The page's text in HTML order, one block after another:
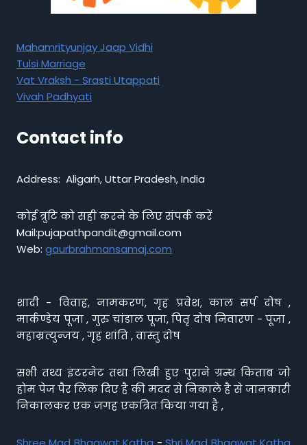
Mahamrityunjay Jaap Vidhi
Tulsi Marriage
Vat Vraksh - Srasti Utappati
Vivah Padhyati
Contact info
Address: Aligarh, Uttar Pradesh, India
कोई त्रुटि को सही करने के लिए संपर्क करें
Mail:pujapathpandit@gmail.com
Web: gaurbrahmansamaj.com
शादी - विवाह, नामकरण, गृह प्रवेश, काल सर्प दोष ,
मार्कण्डेय पूजा , गुरु चांडाल पूजा, पितृ दोष निवारण - पूजा ,
महाम्रत्युन्जय , गृह शांति , वास्तु दोष
सभी तथ्य इंटरनेट तथा लिखी हुए पुराने ग्रन्थ किताब जो
होम पेज पैर लिंक दिए है की मदद से निकाले है से जानकारी
निकालकर एक जगह एकत्रित किया गया है ,